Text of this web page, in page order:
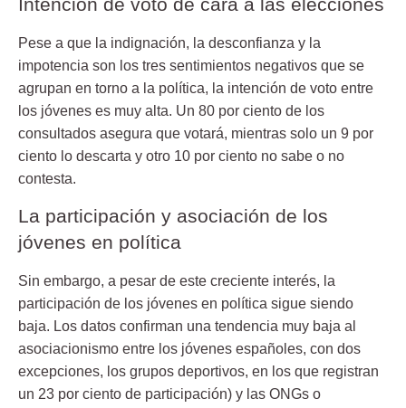
Pese a que la indignación, la desconfianza y la
impotencia son los tres sentimientos negativos que se
agrupan en torno a la política, la intención de voto entre
los jóvenes es muy alta. Un 80 por ciento de los
consultados asegura que votará, mientras solo un 9 por
ciento lo descarta y otro 10 por ciento no sabe o no
contesta.
La participación y asociación de los
jóvenes en política
Sin embargo, a pesar de este creciente interés, la
participación de los jóvenes en política sigue siendo
baja. Los datos confirman una tendencia muy baja al
asociacionismo entre los jóvenes españoles, con dos
excepciones, los grupos deportivos, en los que registran
un 23 por ciento de participación) y las ONGs o